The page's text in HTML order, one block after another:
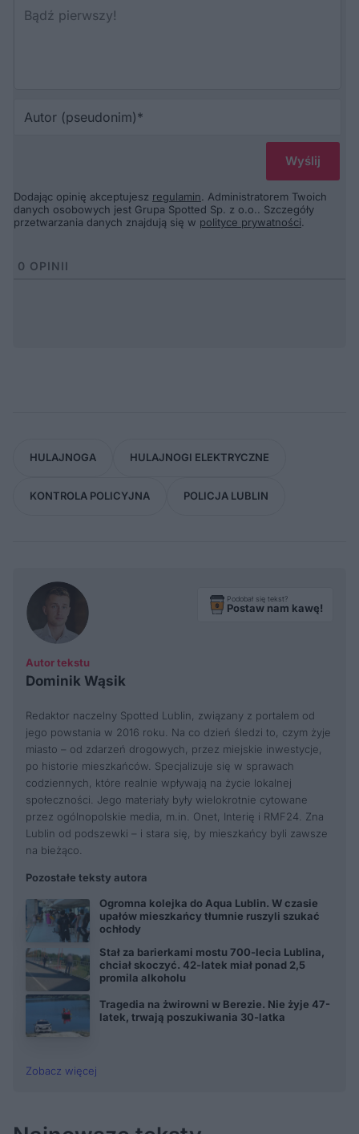
Dodając opinię akceptujesz regulamin. Administratorem Twoich
danych osobowych jest Grupa Spotted Sp. z o.o.. Szczegóły
przetwarzania danych znajdują się w polityce prywatności.
0 OPINII
HULAJNOGA HULAJNOGI ELEKTRYCZNE
KONTROLA POLICYJNA POLICJA LUBLIN
Autor tekstu
Dominik Wąsik
Podobał się tekst?
Postaw nam kawę!
Redaktor naczelny Spotted Lublin, związany z portalem od
jego powstania w 2016 roku. Na co dzień śledzi to, czym żyje
miasto – od zdarzeń drogowych, przez miejskie inwestycje,
po historie mieszkańców. Specjalizuje się w sprawach
codziennych, które realnie wpływają na życie lokalnej
społeczności. Jego materiały były wielokrotnie cytowane
przez ogólnopolskie media, m.in. Onet, Interię i RMF24. Zna
Lublin od podszewki – i stara się, by mieszkańcy byli zawsze
na bieżąco.
Pozostałe teksty autora
Ogromna kolejka do Aqua Lublin. W czasie
upałów mieszkańcy tłumnie ruszyli szukać
ochłody
Stał za barierkami mostu 700-lecia Lublina,
chciał skoczyć. 42-latek miał ponad 2,5
promila alkoholu
Tragedia na żwirowni w Berezie. Nie żyje 47-
latek, trwają poszukiwania 30-latka
Zobacz więcej